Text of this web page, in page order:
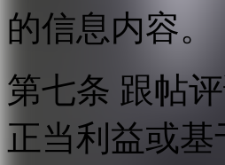
的信息内容。
第七条 跟帖
正当利益或